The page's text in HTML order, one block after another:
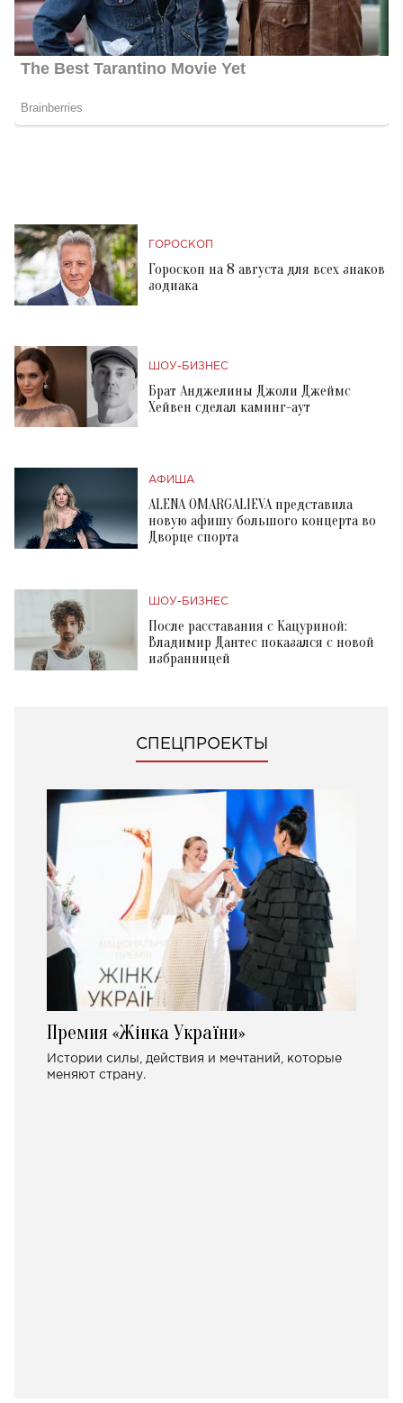
ГОРОСКОП
Гороскоп на 8 августа для всех знаков
зодиака
ШОУ-БИЗНЕС
Брат Анджелины Джоли Джеймс
Хейвен сделал каминг-аут
АФИША
ALENA OMARGALIEVA представила
новую афишу большого концерта во
Дворце спорта
ШОУ-БИЗНЕС
После расставания с Кацуриной:
Владимир Дантес показался с новой
избранницей
СПЕЦПРОЕКТЫ
Премия «Жінка України»
Истории силы, действия и мечтаний, которые
меняют страну.